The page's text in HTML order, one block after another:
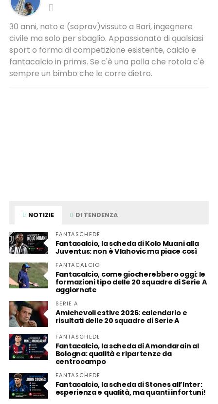
30 anni, nato e (soprav)vissuto a Bari, ingegnere
civile ma solo per sbaglio. Appassionato di qualsiasi
sport o forma di competizione esistente, calcio e
fantacalcio in primis. Se c'è una palla che rotola c'è
sempre un bimbo che le corre dietro.
NOTIZIE DI TENDENZA
FANTASCHEDE
Fantacalcio, la scheda di Kolo Muani alla
Juventus: non è Vlahovic ma piace così
FANTACALCIO
Fantacalcio, come giocherebbero oggi: le
formazioni tipo delle 20 squadre di Serie A
aggiornate
SERIE A
Amichevoli estive 2026: calendario e
risultati delle 20 squadre di Serie A
FANTASCHEDE
Fantacalcio, la scheda di Amondarain al
Bologna: qualità e ripartenze da
centrocampo
FANTASCHEDE
Fantacalcio, la scheda di Stones all’Inter:
esperienza e qualità, ma quanti infortuni!